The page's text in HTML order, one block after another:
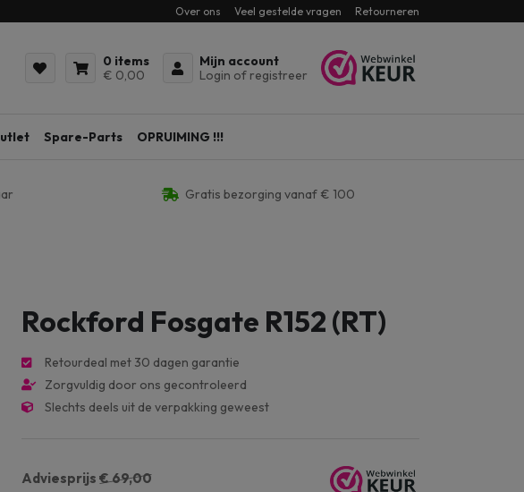
Over ons Veel gestelde vragen Retourneren
0 items
€ 0,00
Mijn account
Login of registreer
Spare-Parts OPRUIMING !!!
Gratis bezorging vanaf € 100
Rockford Fosgate R152 (RT)
Retourdeal met 30 dagen garantie
Zorgvuldig door ons gecontroleerd
Slechts deels uit de verpakking geweest
Adviesprijs € 69,00